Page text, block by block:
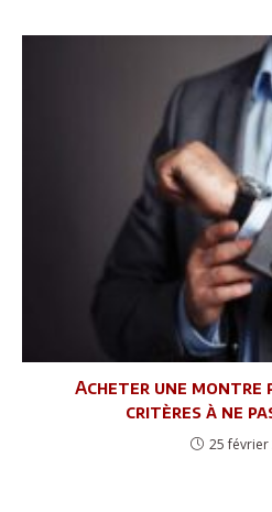
Acheter une montre
critères à ne
25 février